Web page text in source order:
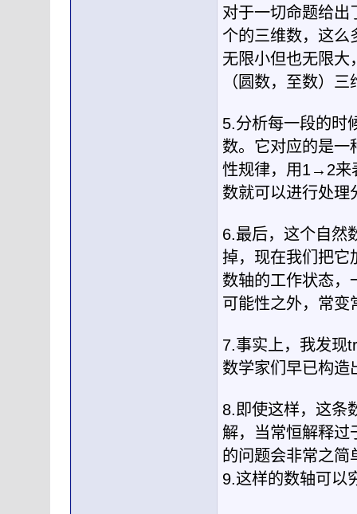
对于一切命题给出
个的三维数，这么
无限小但也无限大
（圆数，至数）
5.分析每一段的时
数。它对应的是一
性规律，用1→2来
数就可以进行处理
6.最后，这个自然
掉，现在我们把它
数轴的工作状态，
可能性之外，常变
7.事实上，我发现
数学家们早已构造
8.即使这样，这条
解，当常恒解释过
的问题会非常之简
9.这样的数轴可以